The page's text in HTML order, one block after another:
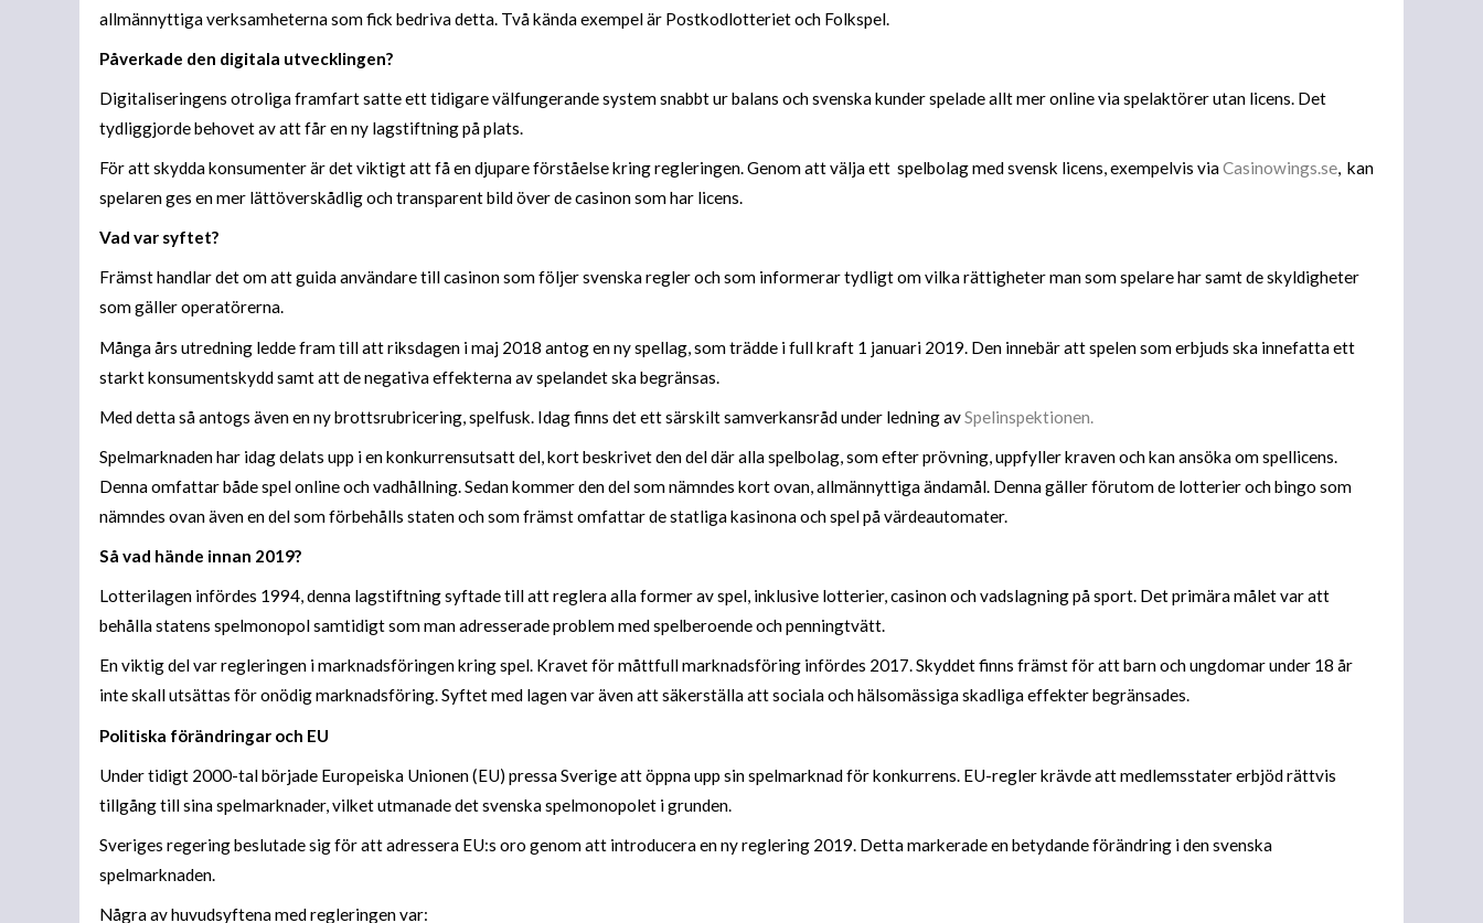
allmännyttiga verksamheterna som fick bedriva detta. Två kända exempel är Postkodlotteriet och Folkspel.
Påverkade den digitala utvecklingen?
Digitaliseringens otroliga framfart satte ett tidigare välfungerande system snabbt ur balans och svenska kunder spelade allt mer online via spelaktörer utan licens. Det
tydliggjorde behovet av att får en ny lagstiftning på plats.
För att skydda konsumenter är det viktigt att få en djupare förståelse kring regleringen. Genom att välja ett spelbolag med svensk licens, exempelvis viaCasinowings.se, kan
spelaren ges en mer lättöverskådlig och transparent bild över de casinon som har licens.
Vad var syftet?
Främst handlar det om att guida användare till casinon som följer svenska regler och som informerar tydligt om vilka rättigheter man som spelare har samt de skyldigheter
som gäller operatörerna.
Många års utredning ledde fram till att riksdagen i maj 2018 antog en ny spellag, som trädde i full kraft 1 januari 2019. Den innebär att spelen som erbjuds ska innefatta ett
starkt konsumentskydd samt att de negativa effekterna av spelandet ska begränsas.
Med detta så antogs även en ny brottsrubricering, spelfusk. Idag finns det ett särskilt samverkansråd under ledning avSpelinspektionen.
Spelmarknaden har idag delats upp i en konkurrensutsatt del, kort beskrivet den del där alla spelbolag, som efter prövning, uppfyller kraven och kan ansöka om spellicens.
Denna omfattar både spel online och vadhållning. Sedan kommer den del som nämndes kort ovan, allmännyttiga ändamål. Denna gäller förutom de lotterier och bingo som
nämndes ovan även en del som förbehålls staten och som främst omfattar de statliga kasinona och spel på värdeautomater.
Så vad hände innan 2019?
Lotterilagen infördes 1994, denna lagstiftning syftade till att reglera alla former av spel, inklusive lotterier, casinon och vadslagning på sport. Det primära målet var att
behålla statens spelmonopol samtidigt som man adresserade problem med spelberoende och penningtvätt.
En viktig del var regleringen i marknadsföringen kring spel. Kravet för måttfull marknadsföring infördes 2017. Skyddet finns främst för att barn och ungdomar under 18 år
inte skall utsättas för onödig marknadsföring. Syftet med lagen var även att säkerställa att sociala och hälsomässiga skadliga effekter begränsades.
Politiska förändringar och EU
Under tidigt 2000-tal började Europeiska Unionen (EU) pressa Sverige att öppna upp sin spelmarknad för konkurrens. EU-regler krävde att medlemsstater erbjöd rättvis
tillgång till sina spelmarknader, vilket utmanade det svenska spelmonopolet i grunden.
Sveriges regering beslutade sig för att adressera EU:s oro genom att introducera en ny reglering 2019. Detta markerade en betydande förändring i den svenska
spelmarknaden.
Några av huvudsyftena med regleringen var: